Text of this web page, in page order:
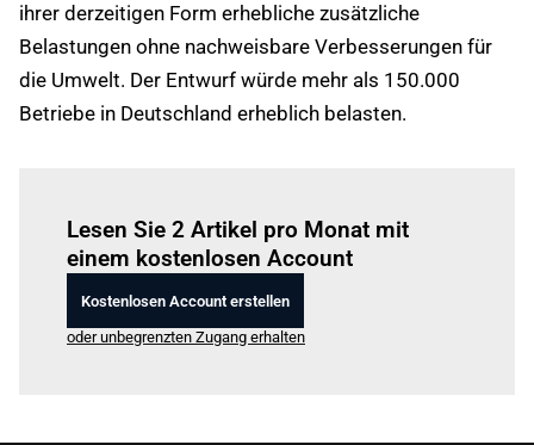
ihrer derzeitigen Form erhebliche zusätzliche
Belastungen ohne nachweisbare Verbesserungen für
die Umwelt. Der Entwurf würde mehr als 150.000
Betriebe in Deutschland erheblich belasten.
Lesen Sie 2 Artikel pro Monat mit
einem kostenlosen Account
Kostenlosen Account erstellen
oder unbegrenzten Zugang erhalten